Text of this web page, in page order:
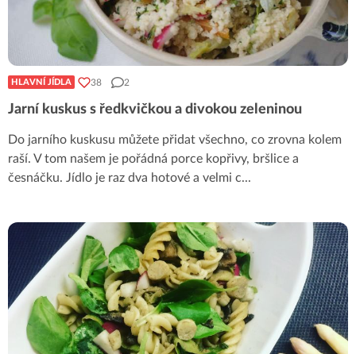
HLAVNÍ JÍDLA 38 2
Jarní kuskus s ředkvičkou a divokou zeleninou
Do jarního kuskusu můžete přidat všechno, co zrovna kolem
raší. V tom našem je pořádná porce kopřivy, bršlice a
česnáčku. Jídlo je raz dva hotové a velmi c...